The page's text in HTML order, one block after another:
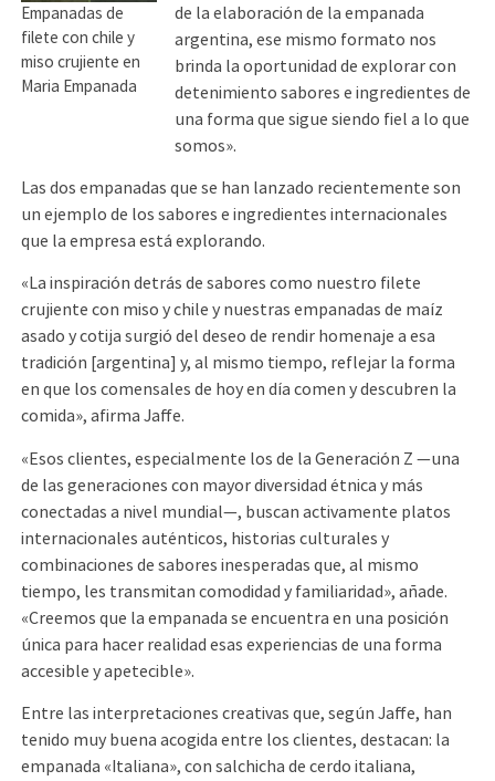
Empanadas de
filete con chile y
miso crujiente en
Maria Empanada
de la elaboración de la empanada
argentina, ese mismo formato nos
brinda la oportunidad de explorar con
detenimiento sabores e ingredientes de
una forma que sigue siendo fiel a lo que
somos».
Las dos empanadas que se han lanzado recientemente son
un ejemplo de los sabores e ingredientes internacionales
que la empresa está explorando.
«La inspiración detrás de sabores como nuestro filete
crujiente con miso y chile y nuestras empanadas de maíz
asado y cotija surgió del deseo de rendir homenaje a esa
tradición [argentina] y, al mismo tiempo, reflejar la forma
en que los comensales de hoy en día comen y descubren la
comida», afirma Jaffe.
«Esos clientes, especialmente los de la Generación Z —una
de las generaciones con mayor diversidad étnica y más
conectadas a nivel mundial—, buscan activamente platos
internacionales auténticos, historias culturales y
combinaciones de sabores inesperadas que, al mismo
tiempo, les transmitan comodidad y familiaridad», añade.
«Creemos que la empanada se encuentra en una posición
única para hacer realidad esas experiencias de una forma
accesible y apetecible».
Entre las interpretaciones creativas que, según Jaffe, han
tenido muy buena acogida entre los clientes, destacan: la
empanada «Italiana», con salchicha de cerdo italiana,